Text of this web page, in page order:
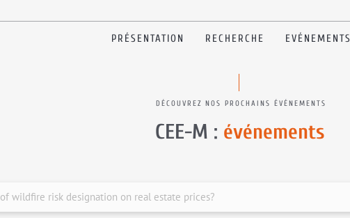
PRÉSENTATION RECHERCHE EVÉNEMENTS
DÉCOUVREZ NOS PROCHAINS ÉVÉNEMENTS
CEE-M : événements
wildfire risk designation on real estate prices?